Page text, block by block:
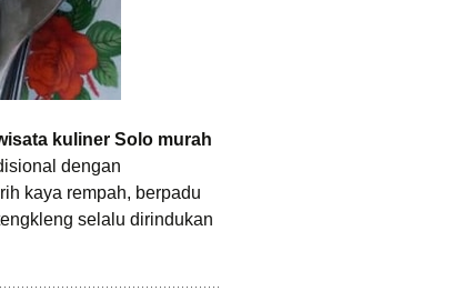
kuliner Solo murah
dengan
kaya rempah, berpadu
selalu dirindukan